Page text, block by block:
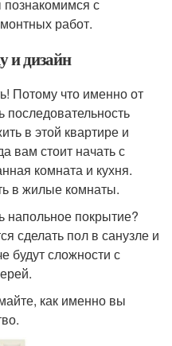
с
работ.
и дизайн
Потому что именно от
последовательность
в этой квартире и
вам стоит начать с
комната и кухня.
в жилые комнаты.
напольное покрытие?
сделать пол в санузле и
будут сложности с
как именно вы